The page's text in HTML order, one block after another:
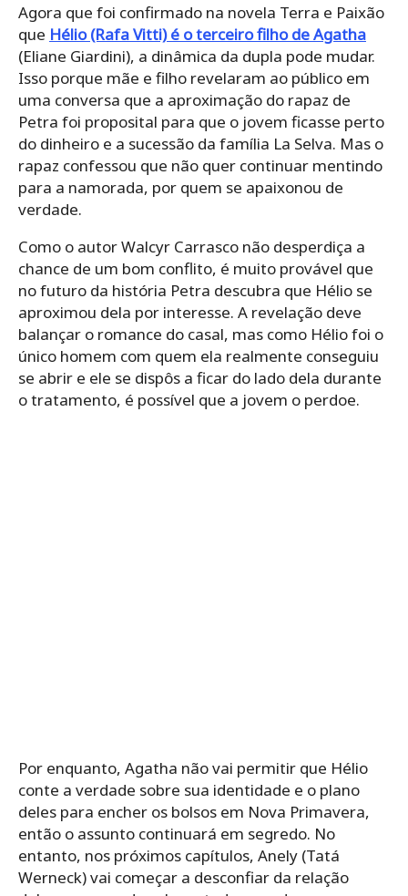
Agora que foi confirmado na novela Terra e Paixão
que Hélio (Rafa Vitti) é o terceiro filho de Agatha
(Eliane Giardini), a dinâmica da dupla pode mudar.
Isso porque mãe e filho revelaram ao público em
uma conversa que a aproximação do rapaz de
Petra foi proposital para que o jovem ficasse perto
do dinheiro e a sucessão da família La Selva. Mas o
rapaz confessou que não quer continuar mentindo
para a namorada, por quem se apaixonou de
verdade.
Como o autor Walcyr Carrasco não desperdiça a
chance de um bom conflito, é muito provável que
no futuro da história Petra descubra que Hélio se
aproximou dela por interesse. A revelação deve
balançar o romance do casal, mas como Hélio foi o
único homem com quem ela realmente conseguiu
se abrir e ele se dispôs a ficar do lado dela durante
o tratamento, é possível que a jovem o perdoe.
Por enquanto, Agatha não vai permitir que Hélio
conte a verdade sobre sua identidade e o plano
deles para encher os bolsos em Nova Primavera,
então o assunto continuará em segredo. No
entanto, nos próximos capítulos, Anely (Tatá
Werneck) vai começar a desconfiar da relação